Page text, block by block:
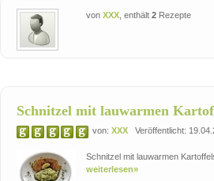
von XXX , enthält 2 Rezepte
Schnitzel mit lauwarmen
von: XXX Veröffentlicht:
Schnitzel mit lauwarmen
weiterlesen»